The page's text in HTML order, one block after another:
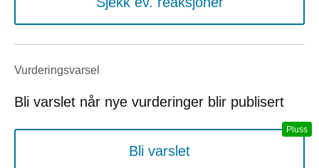
Vurderings­varsel
Bli varslet når nye vurderinger blir publisert
Bli varslet